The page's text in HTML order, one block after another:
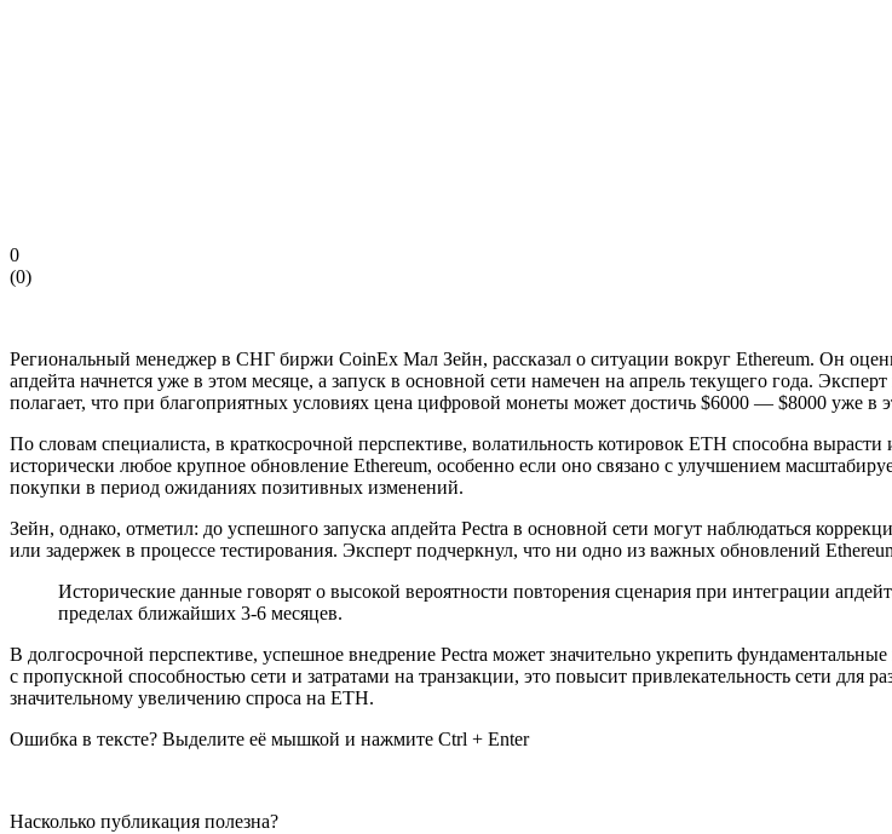
0
(0)
Региональный менеджер в СНГ биржи CoinEx Мал Зейн, рассказал о ситуации вокруг Ethereum. Он
апдейта начнется уже в этом месяце, а запуск в основной сети намечен на апрель текущего года.
полагает, что при благоприятных условиях цена цифровой монеты может достичь $6000 — $8000 уже в
По словам специалиста, в краткосрочной перспективе, волатильность котировок ETH способна
исторически любое крупное обновление Ethereum, особенно если оно связано с улучшением
покупки в период ожиданиях позитивных изменений.
Зейн, однако, отметил: до успешного запуска апдейта Pectra в основной сети могут наблюдаться
или задержек в процессе тестирования. Эксперт подчеркнул, что ни одно из важных обновлений
Исторические данные говорят о высокой вероятности повторения сценария при интеграции
пределах ближайших 3-6 месяцев.
В долгосрочной перспективе, успешное внедрение Pectra может значительно укрепить
с пропускной способностью сети и затратами на транзакции, это повысит привлекательность сети для
значительному увеличению спроса на ETH.
Ошибка в тексте? Выделите её мышкой и нажмите Ctrl + Enter
Насколько публикация полезна?